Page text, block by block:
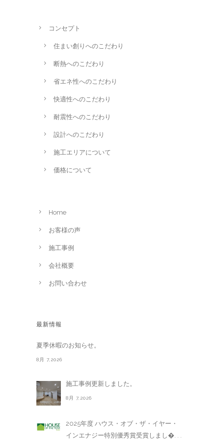
コンセプト
住まい創りへのこだわり
断熱へのこだわり
省エネ性へのこだわり
快適性へのこだわり
耐震性へのこだわり
設計へのこだわり
施工エリアについて
価格について
Home
お客様の声
施工事例
会社概要
お問い合わせ
最新情報
夏季休暇のお知らせ。
8月 7,2026
施工事例更新しました。
8月 7,2026
2025年度 ハウス・オブ・ザ・イヤー・
インエナジー特別優秀賞受賞しまし�. . .